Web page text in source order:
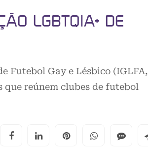
LGBTQIA+ DE
Futebol Gay e Lésbico (IGLFA,
que reúnem clubes de futebol